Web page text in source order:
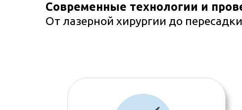
Современные технологии и
От лазерной хирургии до